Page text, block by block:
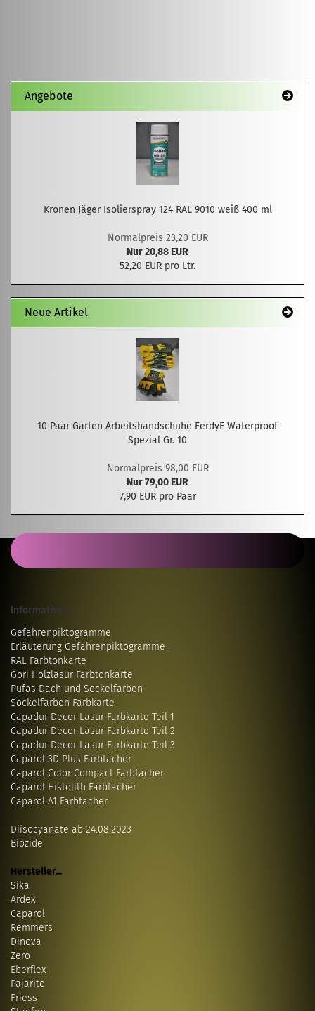
Angebote
Kronen Jäger Isolierspray 124 RAL 9010 weiß 400 ml
Normalpreis 23,20 EUR
Nur 20,88 EUR
52,20 EUR pro Ltr.
Neue Artikel
10 Paar Garten Arbeitshandschuhe FerdyE Waterproof
Spezial Gr. 10
Normalpreis 98,00 EUR
Nur 79,00 EUR
7,90 EUR pro Paar
Informatives...
Gefahrenpiktogramme
Erläuterung Gefahrenpiktogramme
RAL Farbtonkarte
Gori Holzlasur Farbtonkarte
Pufas Dach und Sockelfarben
Sockelfarben Farbkarte
Capadur Decor Lasur Farbkarte Teil 1
Capadur Decor Lasur Farbkarte Teil 2
Capadur Decor Lasur Farbkarte Teil 3
Caparol 3D Plus Farbfächer
Caparol Color Compact Farbfächer
Caparol Histolith Farbfächer
Caparol A1 Farbfächer
Diisocyanate ab 24.08.2023
Biozide
Hersteller...
Sika
Ardex
Caparol
Remmers
Dinova
Zero
Eberflex
Pajarito
Friess